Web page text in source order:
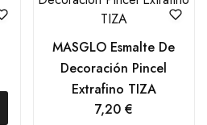
MASGLO Esmalte De
Decoración Pincel
Extrafino TIZA
7,20 €